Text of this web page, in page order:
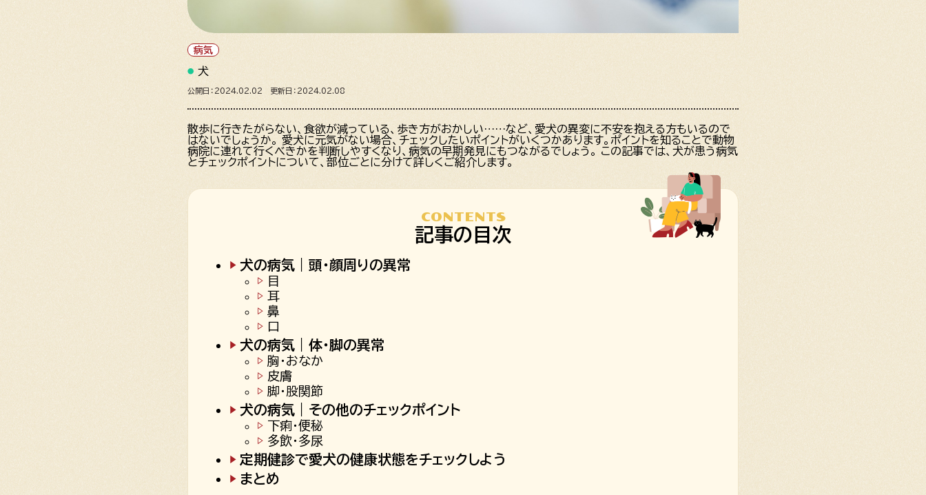
病気
犬
公開日：2024.02.02 更新日：2024.02.08
散歩に行きたがらない、食欲が減っている、歩き方がおかしい……など、愛犬の異変に不安を抱える方もいるので
はないでしょうか。 愛犬に元気がない場合、チェックしたいポイントがいくつかあります。ポイントを知ることで動物
病院に連れて行くべきかを判断しやすくなり、病気の早期発見にもつながるでしょう。 この記事では、犬が患う病気
とチェックポイントについて、部位ごとに分けて詳しくご紹介します。
CONTENTS
記事の目次
犬の病気｜頭・顔周りの異常
目
耳
鼻
口
犬の病気｜体・脚の異常
胸・おなか
皮膚
脚・股関節
犬の病気｜その他のチェックポイント
下痢・便秘
多飲・多尿
定期健診で愛犬の健康状態をチェックしよう
まとめ